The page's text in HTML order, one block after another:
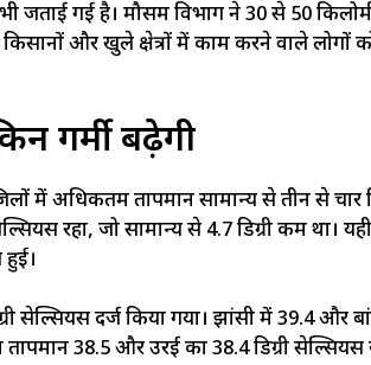
गई है। मौसम विभाग ने 30 से 50
और खुले क्षेत्रों में काम करने वाले लोगों
गर्मी बढ़ेगी
में अधिकतम तापमान सामान्य से तीन से चार
रहा, जो सामान्य से 4.7 डिग्री कम था।
सेल्सियस दर्ज किया गया। झांसी में 39.4 और
तापमान 38.5 और उरई का 38.4 डिग्री